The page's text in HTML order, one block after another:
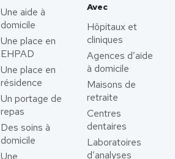
Une aide à
domicile
Une place en
EHPAD
Une place en
résidence
Un portage de
repas
Des soins à
domicile
Une
Avec
Hôpitaux et
cliniques
Agences d’aide
à domicile
Maisons de
retraite
Centres
dentaires
Laboratoires
d’analyses